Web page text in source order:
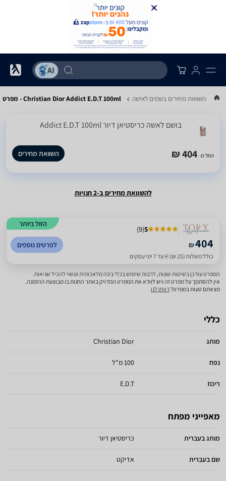
... השוואת מחירים בשמים לאישה Christian Dior Addict E.D.T 100ml - מפרט
בושם לאשה כריסטיאן דיור Addict E.D.T 100ml
החל מ- 404 ₪ השוואת מחירים
להשוואת מחירים ב-2 חנויות
הזול ביותר
5
(
9
)
₪404
כולל משלוח (25 ₪) עד 7 ימי עסקים
לפרטים נוספים
המפרט עודכן בשיטות שונות, לרבות שימוש בכלי בינה מלאכותית ועשוי להכיל שגיאות.
אין להסתמך על מפרט זה ויש לוודא את המפרט המדויק באתר החנות בו מבוצעת ההזמנה.
מצאתם טעות במפרט?דווחו לנו
כללי
מותג Christian Dior
נפח 100 מ"ל
ריכוז E.D.T
מאפייני מפתח
מותג בעברית כריסטיאן דיור
שם בעברית אדיקט